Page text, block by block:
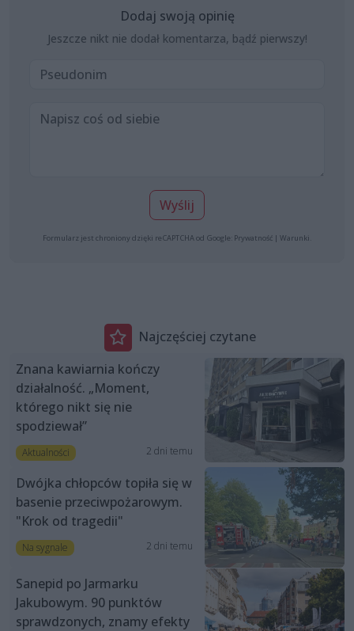
Dodaj swoją opinię
Jeszcze nikt nie dodał komentarza, bądź pierwszy!
Wyślij
Formularz jest chroniony dzięki reCAPTCHA od Google: Prywatność | Warunki
Najczęściej czytane
Znana kawiarnia kończy
działalność. „Moment,
którego nikt się nie
spodziewał”
Aktualności 2 dni temu
Dwójka chłopców topiła się w
basenie przeciwpożarowym.
"Krok od tragedii"
Na sygnale 2 dni temu
Sanepid po Jarmarku
Jakubowym. 90 punktów
sprawdzonych, znamy efekty